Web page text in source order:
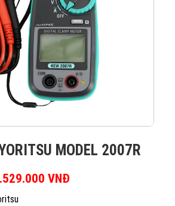
MODEL 2007R
gốc là: 2.810.000 VNĐ.
VNĐ